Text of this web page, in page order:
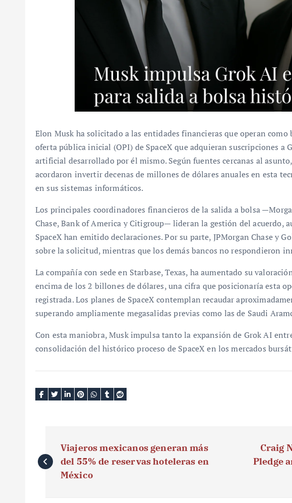
Elon Musk ha solicitado a las entidades financieras que operan
oferta pública inicial (OPI) de SpaceX que adquieran suscripciones a
artificial desarrollado por él mismo. Según fuentes cercanas al
acordaron invertir decenas de millones de dólares anuales en esta
en sus sistemas informáticos.
Los principales coordinadores financieros de la salida a bolsa
Chase, Bank of America y Citigroup— lideran la gestión del acuerdo,
SpaceX han emitido declaraciones. Por su parte, JPMorgan Chase y
sobre la solicitud, mientras que los demás bancos no respondieron
La compañía con sede en Starbase, Texas, ha aumentado su
encima de los 2 billones de dólares, una cifra que posicionaría esta
registrada. Los planes de SpaceX contemplan recaudar
superando ampliamente megasalidas previas como las de Saudi
Con esta maniobra, Musk impulsa tanto la expansión de Grok AI
consolidación del histórico proceso de SpaceX en los mercados
a
Viajeros mexicanos generan más
del 55% de reservas hoteleras en
México
Craig
Pledge